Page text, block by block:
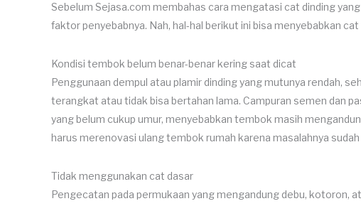
Sebelum Sejasa.com membahas cara mengatasi cat dinding
faktor penyebabnya. Nah, hal-hal berikut ini bisa menyebabkan
Kondisi tembok belum benar-benar kering saat dicat
Penggunaan dempul atau plamir dinding yang mutunya rendah,
terangkat atau tidak bisa bertahan lama. Campuran semen dan
yang belum cukup umur, menyebabkan tembok masih
harus merenovasi ulang tembok rumah karena masalahnya
Tidak menggunakan cat dasar
Pengecatan pada permukaan yang mengandung debu, kotoron,